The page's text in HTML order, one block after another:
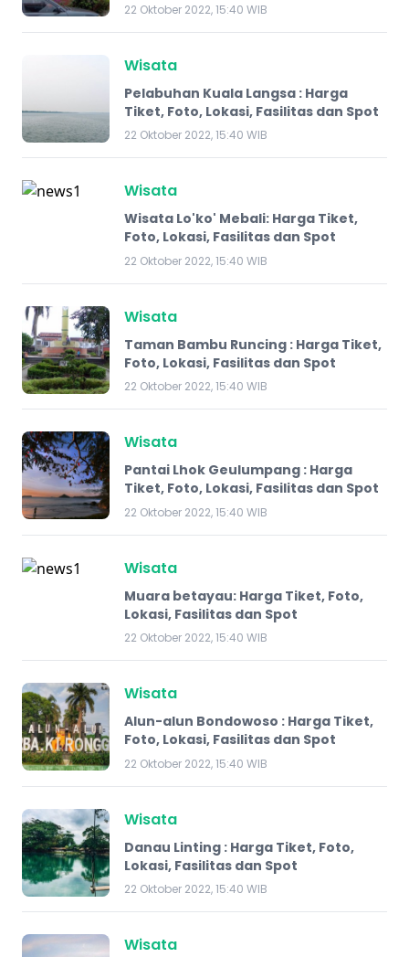
22 Oktober 2022, 15:40 WIB
Wisata
Pelabuhan Kuala Langsa : Harga
Tiket, Foto, Lokasi, Fasilitas dan Spot
22 Oktober 2022, 15:40 WIB
Wisata
Wisata Lo'ko' Mebali: Harga Tiket,
Foto, Lokasi, Fasilitas dan Spot
22 Oktober 2022, 15:40 WIB
Wisata
Taman Bambu Runcing : Harga Tiket,
Foto, Lokasi, Fasilitas dan Spot
22 Oktober 2022, 15:40 WIB
Wisata
Pantai Lhok Geulumpang : Harga
Tiket, Foto, Lokasi, Fasilitas dan Spot
22 Oktober 2022, 15:40 WIB
Wisata
Muara betayau: Harga Tiket, Foto,
Lokasi, Fasilitas dan Spot
22 Oktober 2022, 15:40 WIB
Wisata
Alun-alun Bondowoso : Harga Tiket,
Foto, Lokasi, Fasilitas dan Spot
22 Oktober 2022, 15:40 WIB
Wisata
Danau Linting : Harga Tiket, Foto,
Lokasi, Fasilitas dan Spot
22 Oktober 2022, 15:40 WIB
Wisata